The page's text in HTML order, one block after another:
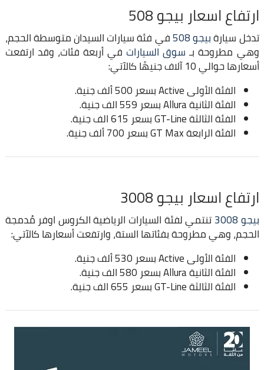
ارتفاع اسعار بيجو 508
تدخل سيارةبيجو 508 في فئة سيارات السيدان متوسطة الحجم،
وهي مطروحة بـ سوق السيارات في أربعة فئات، وقد ارتفعت
أسعارها حوالي 10 آلاف جنيهًا كالآتي:
الفئة الأولى Active بسعر 500 ألف جنية.
الفئة الثانية Allura بسعر 559 الف جنية.
الفئة الثالثة GT-Line بسعر 615 الف جنية.
الفئة الرابعة GT Max بسعر 700 ألف جنية.
ارتفاع اسعار بيجو 3008
بيجو 3008 تنتمي لفئة السيارات الرياضية الكروس اوفر مُدمجة
الحجم، وهي مطروحة بفئاتها الستة، وارتفعت أسعارها كالآتي:
الفئة الأولى Active بسعر 530 ألف جنية.
الفئة الثانية Allura بسعر 580 الف جنية.
الفئة الثالثة GT-Line بسعر 655 الف جنية.